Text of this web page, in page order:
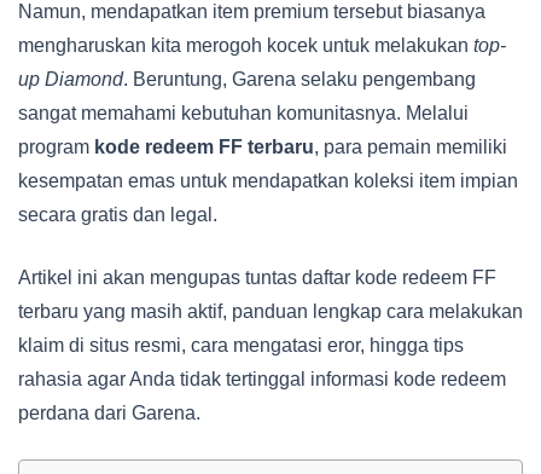
Namun, mendapatkan item premium tersebut biasanya
mengharuskan kita merogoh kocek untuk melakukan top-
up Diamond. Beruntung, Garena selaku pengembang
sangat memahami kebutuhan komunitasnya. Melalui
program kode redeem FF terbaru, para pemain memiliki
kesempatan emas untuk mendapatkan koleksi item impian
secara gratis dan legal.
Artikel ini akan mengupas tuntas daftar kode redeem FF
terbaru yang masih aktif, panduan lengkap cara melakukan
klaim di situs resmi, cara mengatasi eror, hingga tips
rahasia agar Anda tidak tertinggal informasi kode redeem
perdana dari Garena.